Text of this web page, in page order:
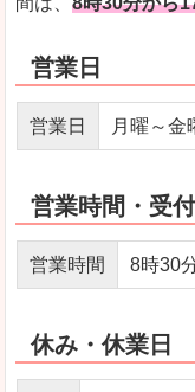
営業日
営業日 月曜～金
営業時間・受
営業時間 8時30
休み・休業日